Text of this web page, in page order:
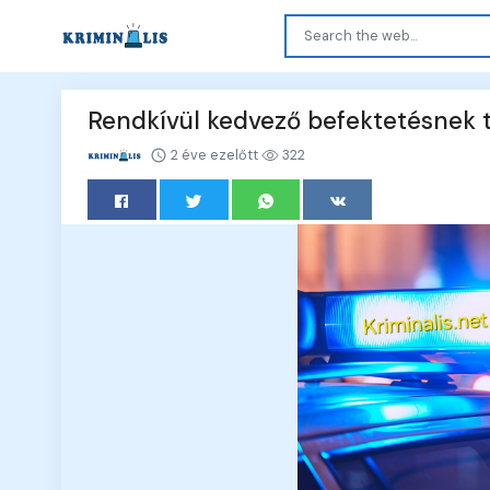
Rendkívül kedvező befektetésnek
2 éve ezelőtt 322